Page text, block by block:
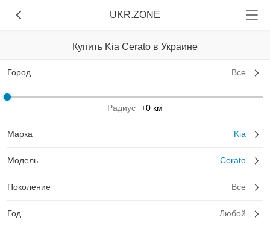
UKR.ZONE
Купить Kia Cerato в Украине
Город Все
Радиус +0 км
Марка Kia
Модель Cerato
Поколение Все
Год Любой